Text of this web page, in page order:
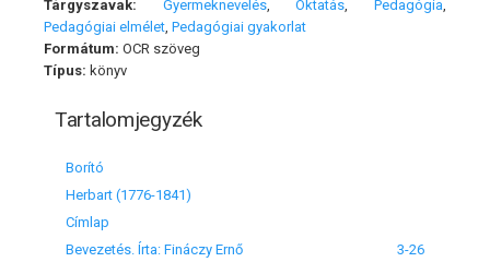
Tárgyszavak:
Gyermeknevelés,Oktatás ,Pedagógia
Pedagógiai elmélet Pedagógiai gyakorlat
Formátum: OCR szöveg
Típus: könyv
Tartalomjegyzék
Borító
Herbart (1776-1841)
Címlap
Bevezetés. Írta: Fináczy Ernő
3-26